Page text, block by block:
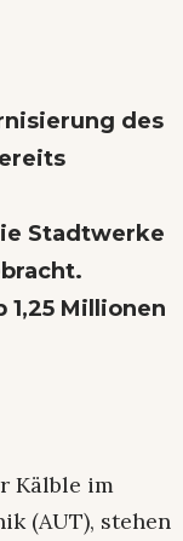
des
Stadtwerke
Millionen
Kälble im
(AUT), stehen